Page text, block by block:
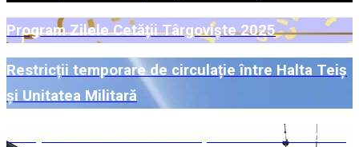
Program Zilele Cetății Târgoviște 2025
Restricții temporare de circulație între Halta Teiș
și Unitatea Militară
Campanie de colectare a deșeurilor voluminoase